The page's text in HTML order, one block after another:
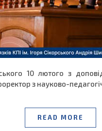
10 лютого з
з науково-
READ MORE